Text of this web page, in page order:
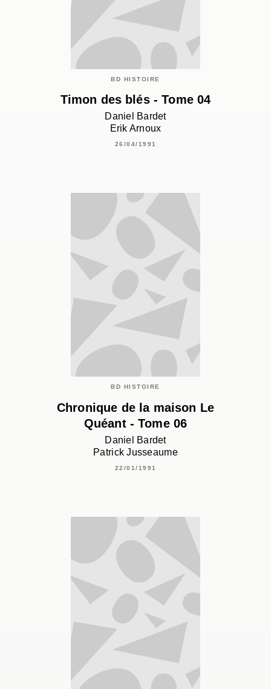
BD HISTOIRE
Timon des blés - Tome 04
Daniel Bardet
Erik Arnoux
26/04/1991
BD HISTOIRE
Chronique de la maison Le
Quéant - Tome 06
Daniel Bardet
Patrick Jusseaume
22/01/1991